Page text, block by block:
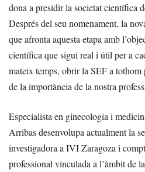
dona a presidir la societat científica
Després del seu nomenament, la
que afronta aquesta etapa amb
científica que sigui real i útil per a
mateix temps, obrir la SEF a
de la importància de la nostra
Especialista en ginecologia i
Arribas desenvolupa actualment la
investigadora a IVI Zaragoza i
professional vinculada a l’àmbit de